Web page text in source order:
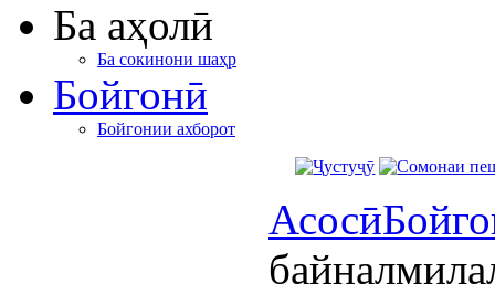
Ба аҳолӣ
Ба сокинони шаҳр
Бойгонӣ
Бойгонии ахборот
Асосӣ